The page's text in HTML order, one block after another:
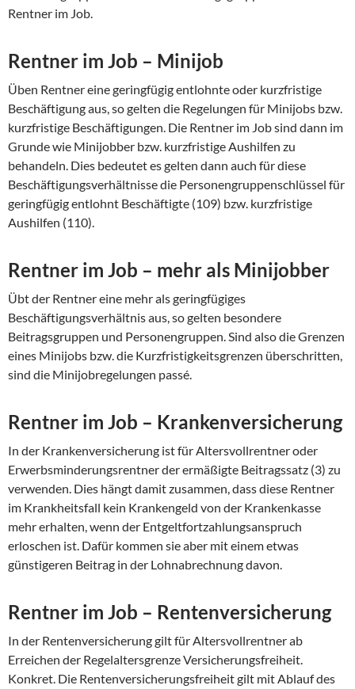
Rentner im Job.
Rentner im Job – Minijob
Üben Rentner eine geringfügig entlohnte oder kurzfristige
Beschäftigung aus, so gelten die Regelungen für Minijobs bzw.
kurzfristige Beschäftigungen. Die Rentner im Job sind dann im
Grunde wie Minijobber bzw. kurzfristige Aushilfen zu
behandeln. Dies bedeutet es gelten dann auch für diese
Beschäftigungsverhältnisse die Personengruppenschlüssel für
geringfügig entlohnt Beschäftigte (109) bzw. kurzfristige
Aushilfen (110).
Rentner im Job – mehr als Minijobber
Übt der Rentner eine mehr als geringfügiges
Beschäftigungsverhältnis aus, so gelten besondere
Beitragsgruppen und Personengruppen. Sind also die Grenzen
eines Minijobs bzw. die Kurzfristigkeitsgrenzen überschritten,
sind die Minijobregelungen passé.
Rentner im Job – Krankenversicherung
In der Krankenversicherung ist für Altersvollrentner oder
Erwerbsminderungsrentner der ermäßigte Beitragssatz (3) zu
verwenden. Dies hängt damit zusammen, dass diese Rentner
im Krankheitsfall kein Krankengeld von der Krankenkasse
mehr erhalten, wenn der Entgeltfortzahlungsanspruch
erloschen ist. Dafür kommen sie aber mit einem etwas
günstigeren Beitrag in der Lohnabrechnung davon.
Rentner im Job – Rentenversicherung
In der Rentenversicherung gilt für Altersvollrentner ab
Erreichen der Regelaltersgrenze Versicherungsfreiheit.
Konkret. Die Rentenversicherungsfreiheit gilt mit Ablauf des